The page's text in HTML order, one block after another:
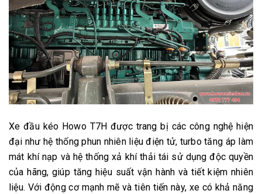
Xe đầu kéo Howo T7H được trang bị các công nghệ hiện
đại như hệ thống phun nhiên liệu điện tử, turbo tăng áp làm
mát khí nạp và hệ thống xả khí thải tái sử dụng độc quyền
của hãng, giúp tăng hiệu suất vận hành và tiết kiệm nhiên
liệu. Với động cơ mạnh mẽ và tiên tiến này, xe có khả năng